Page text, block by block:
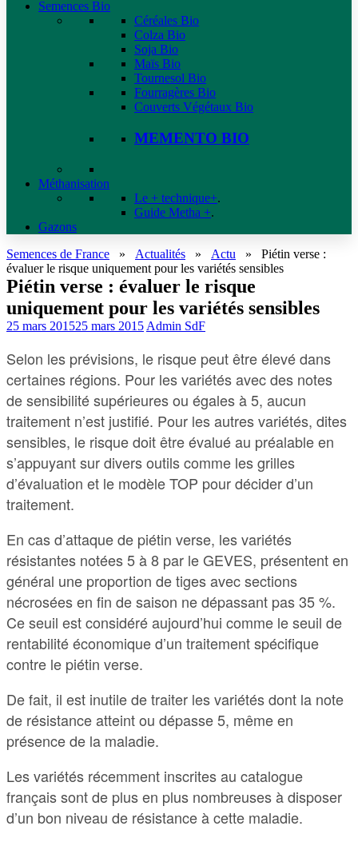
Semences Bio
Céréales Bio
Colza Bio
Soja Bio
Maïs Bio
Tournesol Bio
Fourragères Bio
Couverts Végétaux Bio
MEMENTO BIO
Méthanisation
Le + technique+.
Guide Metha +.
Gazons
Semences de France » Actualités » Actu » Piétin verse :
évaluer le risque uniquement pour les variétés sensibles
Piétin verse : évaluer le risque
uniquement pour les variétés sensibles
25 mars 201525 mars 2015 Admin SdF
Selon les prévisions, le risque peut être élevé dans
certaines régions. Pour les variétés avec des notes
de sensibilité supérieures ou égales à 5, aucun
traitement n’est justifié. Pour les autres variétés, dites
sensibles, le risque doit être évalué au préalable en
s’appuyant sur divers outils comme les grilles
d’évaluation et le modèle TOP pour décider d’un
traitement.
En cas d’attaque de piétin verse, les variétés
résistantes notées 5 à 8 par le GEVES, présentent en
général une proportion de tiges avec sections
nécrosées en fin de saison ne dépassant pas 35 %.
Ce seuil est considéré aujourd’hui comme le seuil de
rentabilité économique d’un traitement spécifique
contre le piétin verse.
De fait, il est inutile de traiter les variétés dont la note
de résistance atteint ou dépasse 5, même en
présence de la maladie.
Les variétés récemment inscrites au catalogue
français sont de plus en plus nombreuses à disposer
d’un bon niveau de résistance à cette maladie.